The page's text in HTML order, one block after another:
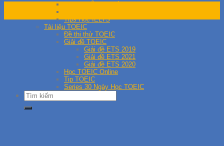
Tips Học IELTS
Tài liệu TOEIC
Đề thi thử TOEIC
Giải đề TOEIC
Giải đề ETS 2019
Giải đề ETS 2021
Giải đề ETS 2020
Học TOEIC Online
Tip TOEIC
Series 30 Ngày Học TOEIC